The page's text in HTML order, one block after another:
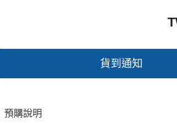
貨到通知
預購說明